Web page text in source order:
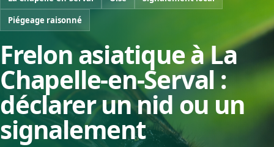
Piégeage raisonné
Frelon asiatique à La
Chapelle-en-Serval :
déclarer un nid ou un
signalement